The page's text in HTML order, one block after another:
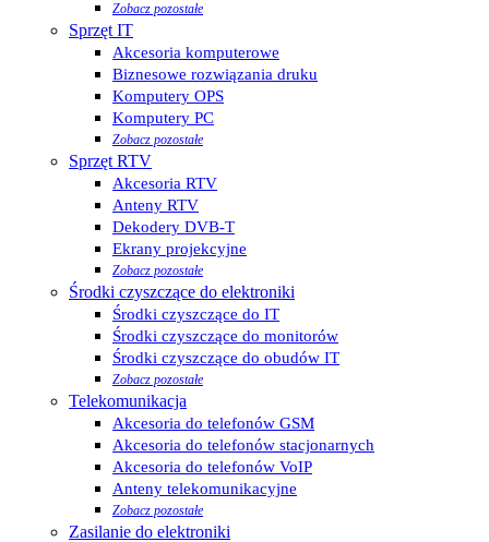
Zobacz pozostałe
Sprzęt IT
Akcesoria komputerowe
Biznesowe rozwiązania druku
Komputery OPS
Komputery PC
Zobacz pozostałe
Sprzęt RTV
Akcesoria RTV
Anteny RTV
Dekodery DVB-T
Ekrany projekcyjne
Zobacz pozostałe
Środki czyszczące do elektroniki
Środki czyszczące do IT
Środki czyszczące do monitorów
Środki czyszczące do obudów IT
Zobacz pozostałe
Telekomunikacja
Akcesoria do telefonów GSM
Akcesoria do telefonów stacjonarnych
Akcesoria do telefonów VoIP
Anteny telekomunikacyjne
Zobacz pozostałe
Zasilanie do elektroniki